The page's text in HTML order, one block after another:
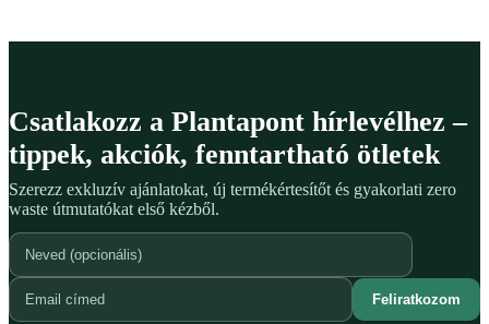
Csatlakozz a Plantapont hírlevélhez –
tippek, akciók, fenntartható ötletek
Szerezz exkluzív ajánlatokat, új termékértesítőt és gyakorlati zero
waste útmutatókat első kézből.
Feliratkozom